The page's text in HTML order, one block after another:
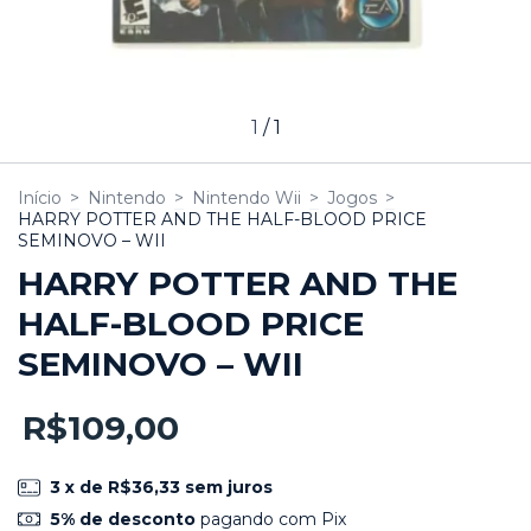
1 /1
Início > Nintendo > Nintendo Wii > Jogos >
HARRY POTTER AND THE HALF-BLOOD PRICE
SEMINOVO – WII
HARRY POTTER AND THE
HALF-BLOOD PRICE
SEMINOVO – WII
R$109,00
3 x de R$36,33 sem juros
5% de descontopagando com Pix